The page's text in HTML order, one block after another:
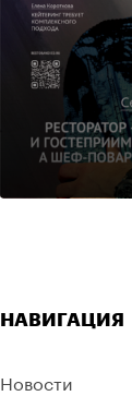
НАВИГАЦИЯ
Новости